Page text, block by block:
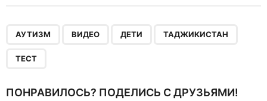
АУТИЗМ ВИДЕО ДЕТИ ТАДЖИКИСТАН
ТЕСТ
ПОНРАВИЛОСЬ? ПОДЕЛИСЬ С ДРУЗЬЯМИ!